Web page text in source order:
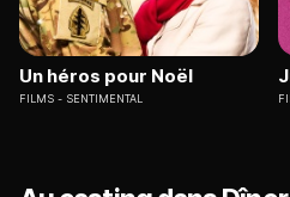
Un héros pour Noël
FILMS SENTIMENTAL